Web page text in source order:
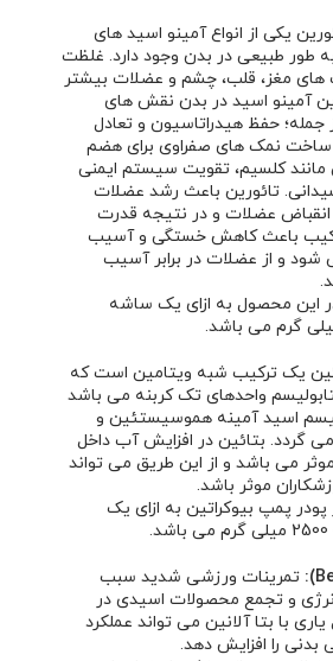
یکی از انواع آمینو اسید های
طور طبیعی در بدن وجود دارد. غلظت
های مغز، قلب، چشم و عضلات بیشتر
آمینو اسید در بدن نقش های
جمله؛ حفظ هیدراتاسیون و تعادل
ساخت نمک های صفراوی برای هضم
مانند کلسیم، تقویت سیستم ایمنی
تائورین باعث رشد عضلات
انقباض عضلات و در نتیجه قدرت
باعث کاهش خستگی و آسیب
و از عضلات در برابر آسیب
این محصول به ازای یک ساشه
یک ترکیب شبه ویتامین است که
واحدهای تک کربنه می باشد
اسید آمینه هموسیستئین و
گردد. بتائین در افزایش آب داخل
می باشد و از این طریق می تواند
موثر باشد.
پمپ بیوکراتین به ازای یک
تمرینات ورزشی شدید سبب
و تجمع محصولات اسیدی در
با بتا آلانین می تواند عملکرد
بدنی را افزایش دهد.